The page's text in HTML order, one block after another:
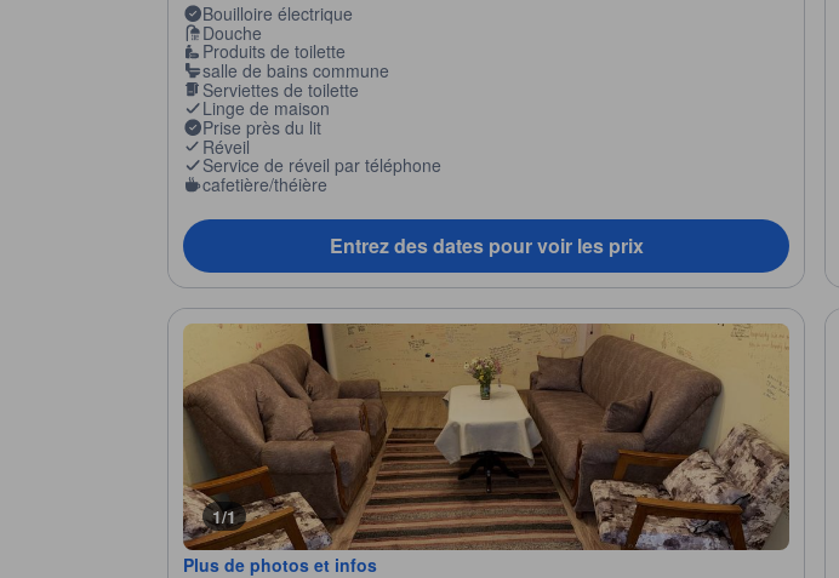
Bouilloire électrique
Douche
Produits de toilette
salle de bains commune
Serviettes de toilette
Linge de maison
Prise près du lit
Réveil
Service de réveil par téléphone
cafetière/théière
Entrez des dates pour voir les prix
1/1
Plus de photos et infos